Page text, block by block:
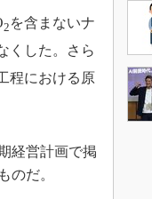
2 を含まないナ
くした。さら
程における原
経営計画で掲
のだ。